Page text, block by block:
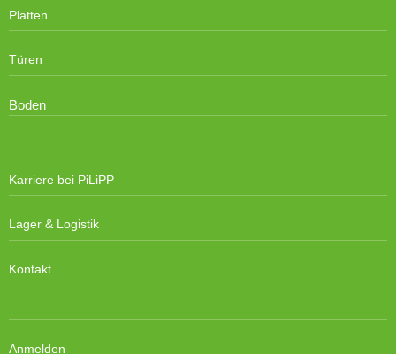
Platten
Türen
Boden
Karriere bei PiLiPP
Lager & Logistik
Kontakt
Anmelden